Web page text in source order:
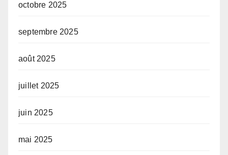
octobre 2025
septembre 2025
août 2025
juillet 2025
juin 2025
mai 2025